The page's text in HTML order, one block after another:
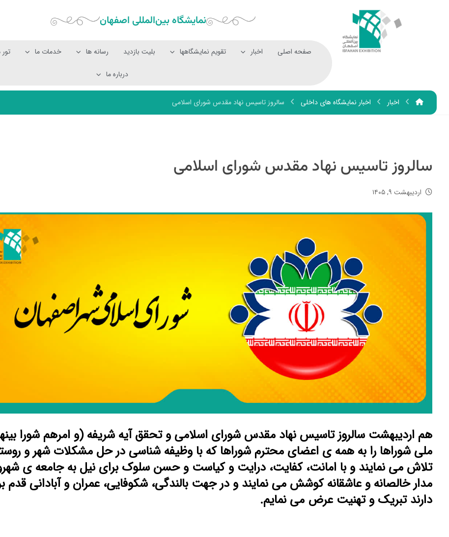
نمایشگاه بین‌المللی‌ اصفهان
صفحه اصلی اخبار تقویم نمایشگاهها بلیت بازدید رسانه ها خدمات ما
درباره ما
اخبار اخبار نمایشگاه های داخلی سالروز تاسیس نهاد مقدس شورای اسلامی
سالروز تاسیس نهاد مقدس شورای اسلامی
اردیبهشت ۹, ۱۴۰۵
هم اردیبهشت سالروز تاسیس نهاد مقدس شورای اسلامی و تحقق آیه شریفه (و امرهم شورا
ملی شوراها را به همه ی اعضای محترم شوراها که با وظیفه شناسی در حل مشکلات شهر و
تلاش می نمایند و با امانت، کفایت، درایت و کیاست و حسن سلوک برای نیل به جامعه ی
مدار خالصانه و عاشقانه کوشش می نمایند و در جهت بالندگی، شکوفایی، عمران و آبادانی قدم
دارند تبریک و تهنیت عرض می نمایم.